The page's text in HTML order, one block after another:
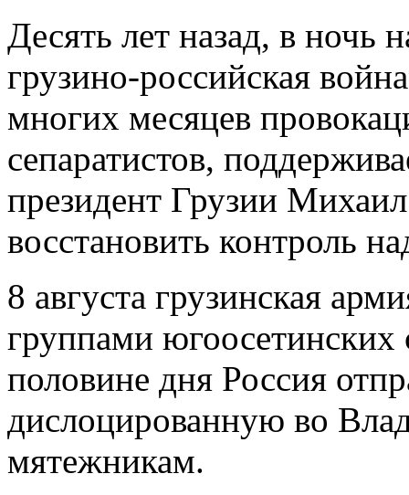
Десять лет назад, в ночь
грузино-российская
многих месяцев
сепаратистов,
президент Грузии
восстановить контроль
8 августа грузинская
группами югоосетинских
половине дня Россия
дислоцированную во
мятежникам.